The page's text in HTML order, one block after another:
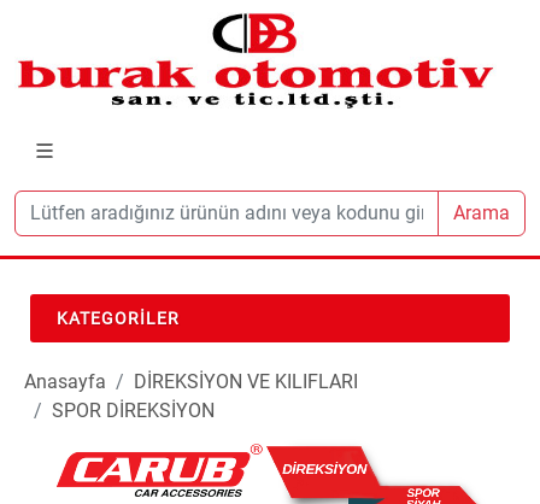
Arama
KATEGORILER
Anasayfa
DİREKSİYON VE KILIFLARI
SPOR DİREKSİYON